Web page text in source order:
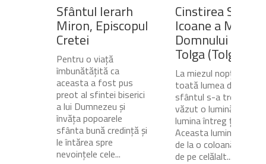
Sfântul Ierarh
Miron, Episcopul
Cretei
Pentru o viață
îmbunătățită ca
aceasta a fost pus
preot al sfintei biserici
a lui Dumnezeu și
învăța popoarele
sfânta bună credință și
le întărea spre
nevoințele cele...
Cinstirea Sfintei
Icoane a Maicii
Domnului de pe
Tolga (Tolgska)
La miezul nopții, când
toată lumea dormea,
sfântul s-a trezit și a
văzut o lumină care
lumina întreg ținutul.
Aceasta lumină venea
de la o coloană de foc
de pe celălalt...